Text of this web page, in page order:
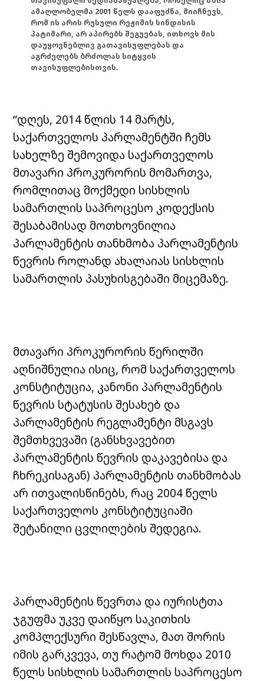
ამაღლობელმა 2001 წელს დააფუძნა, მიიჩნევს,
რომ ის არის რუსული რეჟიმის სინდისის
პატიმარი, არ აპირებს შეგუებას, ითხოვს მის
დაუყოვნებლივ გათავისუფლებას და
აგრძელებს ბრძოლას სიტყვის
თავისუფლებისთვის.
“დღეს, 2014 წლის 14 მარტს,
საქართველოს პარლამენტში ჩემს
სახელზე შემოვიდა საქართველოს
მთავარი პროკურორის მომართვა,
რომლითაც მოქმედი სისხლის
სამართლის საპროცესო კოდექსის
შესაბამისად მოთხოვნილია
პარლამენტის თანხმობა პარლამენტის
წევრის როლანდ ახალაიას სისხლის
სამართლის პასუხისგებაში მიცემაზე.
მთავარი პროკურორის წერილში
აღნიშნულია ისიც, რომ საქართველოს
კონსტიტუცია, კანონი პარლამენტის
წევრის სტატუსის შესახებ და
პარლამენტის რეგლამენტი მსგავს
შემთხვევაში (განსხვავებით
პარლამენტის წევრის დაკავებისა და
ჩხრეკისაგან) პარლამენტის თანხმობას
არ ითვალისწინებს, რაც 2004 წელს
საქართველოს კონსტიტუციაში
შეტანილი ცვლილების შედეგია.
პარლამენტის წევრთა და იურისტთა
ჯგუფმა უკვე დაიწყო საკითხის
კომპლექსური შესწავლა, მათ შორის
იმის გარკვევა, თუ რატომ მოხდა 2010
წელს სისხლის სამართლის საპროცესო